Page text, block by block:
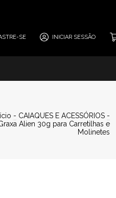
SE INICIAR SESSÃO
- CAIAQUES E ACESSÓRIOS -
Alien 30g para Carretilhas e
Molinetes